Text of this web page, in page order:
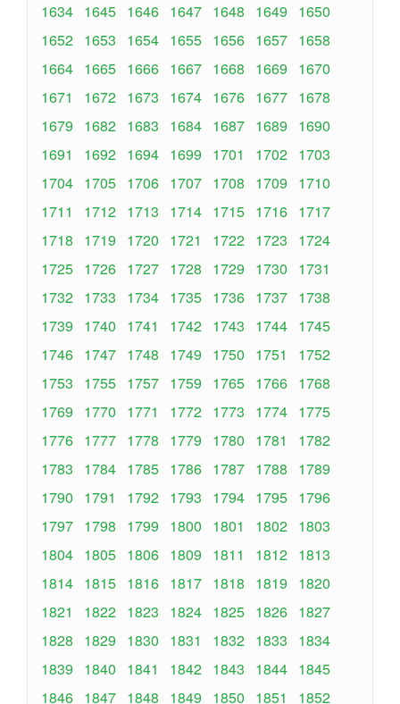
1634 1645 1646 1647 1648 1649
1650
1652 1653 1654 1655 1656 1657 1658
1664 1665 1666 1667 1668 1669
1670
1671
1672 1673 1674 1676 1677 1678
1679
1682 1683 1684 1687 1689
1690
1691
1692 1694 1699 1701 1702 1703
1704 1705 1706 1707 1708 1709
1710
1711
1712 1713 1714 1715 1716 1717
1718
1719 1720 1721 1722 1723
1724
1725 1726 1727 1728 1729 1730
1731
1732 1733 1734 1735 1736 1737 1738
1739
1740 1741 1742 1743 1744 1745
1746 1747 1748 1749 1750 1751
1752
1753
1755 1757 1759 1765 1766 1768
1769
1770 1771 1772 1773 1774 1775
1776 1777 1778 1779 1780 1781
1782
1783
1784 1785 1786 1787 1788
1789
1790
1791 1792 1793 1794 1795 1796
1797 1798 1799 1800 1801 1802 1803
1804 1805 1806 1809 1811 1812 1813
1814 1815 1816 1817 1818 1819
1820
1821
1822 1823 1824 1825 1826 1827
1828
1829 1830 1831 1832 1833
1834
1839
1840 1841 1842 1843 1844 1845
1846 1847 1848 1849 1850 1851
1852